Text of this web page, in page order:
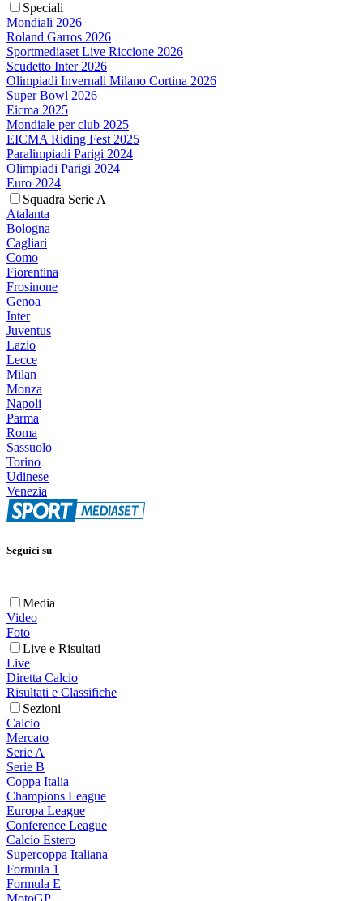
Speciali
Mondiali 2026
Roland Garros 2026
Sportmediaset Live Riccione 2026
Scudetto Inter 2026
Olimpiadi Invernali Milano Cortina 2026
Super Bowl 2026
Eicma 2025
Mondiale per club 2025
EICMA Riding Fest 2025
Paralimpiadi Parigi 2024
Olimpiadi Parigi 2024
Euro 2024
Squadra Serie A
Atalanta
Bologna
Cagliari
Como
Fiorentina
Frosinone
Genoa
Inter
Juventus
Lazio
Lecce
Milan
Monza
Napoli
Parma
Roma
Sassuolo
Torino
Udinese
Venezia
Seguici su
Media
Video
Foto
Live e Risultati
Live
Diretta Calcio
Risultati e Classifiche
Sezioni
Calcio
Mercato
Serie A
Serie B
Coppa Italia
Champions League
Europa League
Conference League
Calcio Estero
Supercoppa Italiana
Formula 1
Formula E
MotoGP